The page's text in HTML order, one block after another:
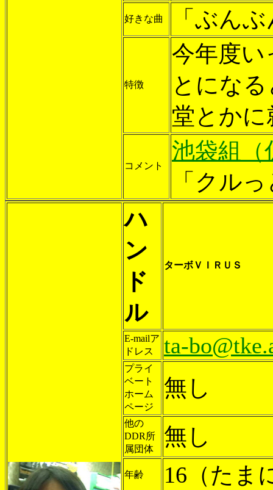
好きな曲 「ぶん
特徴
今年度
とにな
堂とか
コメント
池袋組（
「クル
ハ
ン
ド
ル
ターボＶＩＲＵＳ
E-mailア
ドレス
ta-
プライ
ベート
ホーム
ページ
無し
他の
DDR所
属団体
無し
年齢 16（たま